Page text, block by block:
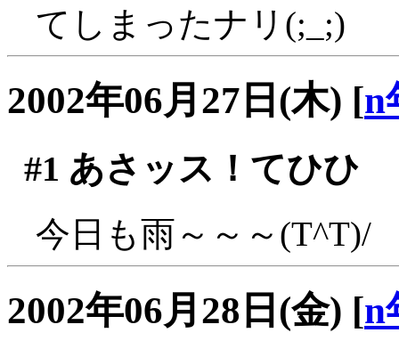
てしまったナリ(;_;)
2002年06月27日(木) [n
#1 あさッス！てひひ
今日も雨～～～(T^T)/
2002年06月28日(金) [n